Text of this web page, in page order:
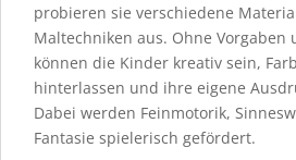
probieren sie verschiedene
Maltechniken aus. Ohne Vorgaben
können die Kinder kreativ sein,
hinterlassen und ihre eigene
Dabei werden Feinmotorik,
Fantasie spielerisch gefördert.